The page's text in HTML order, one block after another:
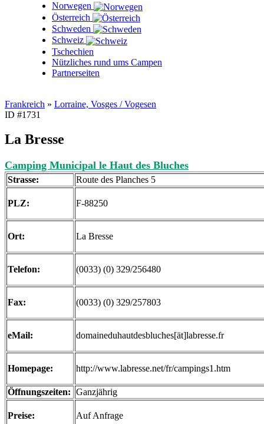
Norwegen
Österreich
Schweden
Schweiz
Tschechien
Nützliches rund ums Campen
Partnerseiten
Frankreich » Lorraine, Vosges / Vogesen
ID #1731
La Bresse
Camping Municipal le Haut des Bluches
Strasse: Route des Planches 5
PLZ: F-88250
Ort: La Bresse
Telefon: (0033) (0) 329/256480
Fax: (0033) (0) 329/257803
eMail: domaineduhautdesbluches[ät]labresse.fr
Homepage: http://www.labresse.net/fr/campings1.htm
Öffnungszeiten: Ganzjährig
Preise: Auf Anfrage